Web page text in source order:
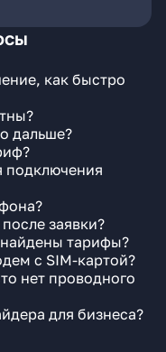
как быстро
дальше?
подключения
заявки?
тарифы?
с SIM-картой?
нет проводного
для бизнеса?